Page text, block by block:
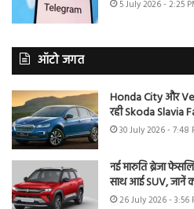
5 July 2026 - 2:25
ऑटो जगत
Honda City और
रही Skoda Slavia
30 July 2026 - 7:48
नई मारुति ब्रेजा
साथ आई SUV, जानें
26 July 2026 - 3:56